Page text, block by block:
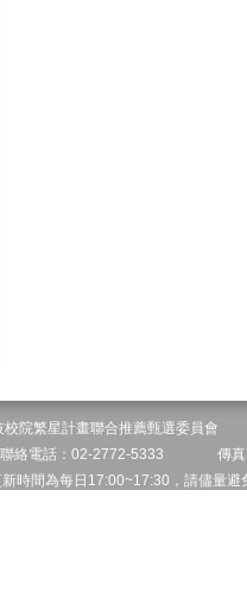
校院繁星計畫聯合推薦甄選委員會
聯絡電話：02-2772-5333 傳
時間為每日17:00~17:30，請儘量